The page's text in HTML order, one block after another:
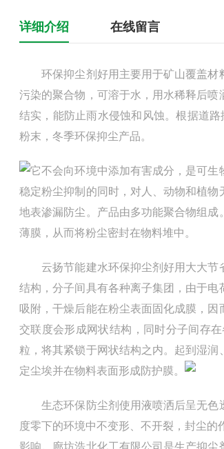
详细介绍 在线留言
环保抑尘剂好用主要用于矿山覆盖材
污染的聚合物，可溶于水，用水稀释后
结实，能防止雨水侵蚀和风蚀。根据道
粉末，冬季环保抑尘产品。
它不会向环境中添加有害成分，是可
稳定粉尘抑制的同时，对人、动物和植
地表渗漏防尘。产品由多功能聚合物组
薄膜，从而将粉尘密封在物料堆中。
云扬节能建水环保抑尘剂好用大大节
结构，分子间具有各种离子集团，由于
吸附，干燥后能在粉尘表面固化成膜，
交联度会形成网状结构，同时分子间存
粒，将其紧锁于网状结构之内。起到湿
定尘埃并在物料表面形成防护膜。
生态环保防尘剂使用液喷洒后呈无色
度零下的环境中不变形、不开裂，封尘
影响。廊坊浩北化工有限公司是生产抑